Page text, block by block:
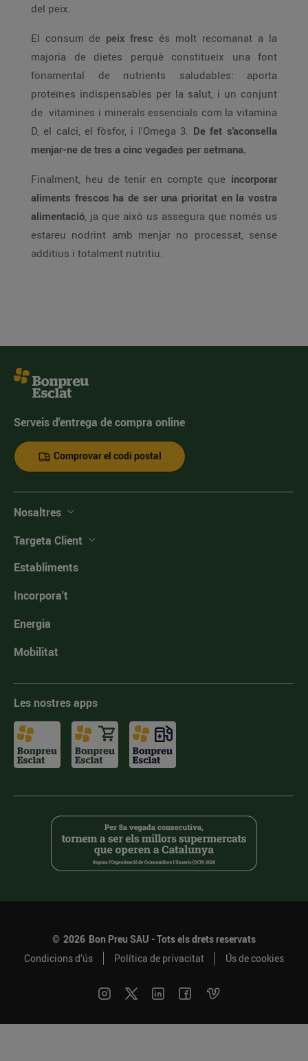
del peix.
El consum de peix fresc és molt recomanat a la
majoria de dietes perquè constitueix una font
fonamental de nutrients saludables: aporta
proteïnes indispensables per la salut, i un conjunt
de vitamines i minerals essencials com la vitamina
D, el calci, el fòsfor, i l'Omega 3. De fet s'aconsella
menjar-ne de tres a cinc vegades per setmana.
Finalment, heu de tenir en compte que incorporar
aliments frescos ha de ser una prioritat en la vostra
alimentació, ja que això us assegura que només us
estareu nodrint amb menjar no processat, sense
additius i totalment nutritiu.
Serveis d'entrega de compra online
Comprovar el codi postal
Nosaltres
Targeta Client
Establiments
Incorpora't
Energia
Mobilitat
Les nostres apps
© 2026 Bon Preu SAU - Tots els drets reservats
Condicions d’ús
Política de privacitat Ús de cookies